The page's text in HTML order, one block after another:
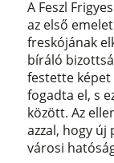
A Feszl
az első
freskójának
bíráló
festette képet
fogadta el, s
között. Az
azzal, hogy új
városi